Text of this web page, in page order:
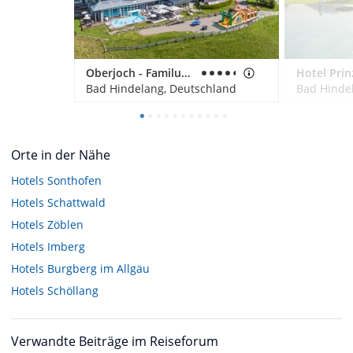
Oberjoch - Familux Resort
Bad Hindelang, Deutschland
Bad
Orte in der Nähe
Hotels Sonthofen
Hotels Schattwald
Hotels Zöblen
Hotels Imberg
Hotels Burgberg im Allgäu
Hotels Schöllang
Verwandte Beiträge im Reiseforum